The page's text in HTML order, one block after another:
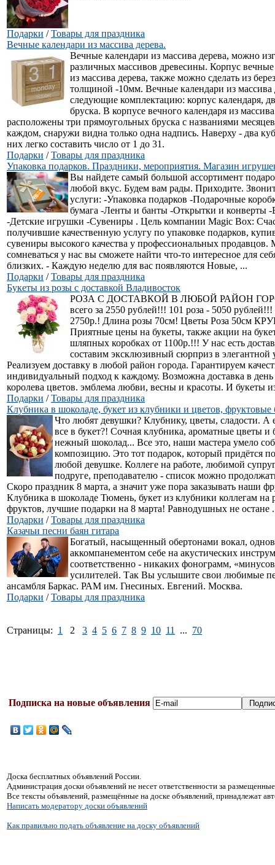
Подарки /Товары для праздника
Вечные календари из массива дерева.
Вечные календари из массива дерева, можно
различных массивов древесины. Корпус вечные
из массива дерева, также можно сделать из
толщиной -10мм. Вечные календари из массива
следующие комплектацию: корпус календаря,
бруска. В корпусе вечного календаря из
расположены три прямоугольных бруска с названиями
каждом, снаружи видна только одна надпись. Наверху - два
них легко составить число от 1 до 31.
Подарки /Товары для праздника
Упаковка подарков. Праздники, мероприятия. Магазин
Вы найдете самый большой ассортимент
любой вкус. Будем вам рады. Приходите.
услуги: -Упаковка подарков -Подарочные
бумага -Ленты и банты -Открытки и конверты
-Детские игрушки -Сувениры . Цель компании Magic Box:
получившие качественную услугу по упаковке подарков,
сувениры высокого качества у профессиональных продавцов.
сомневаться у нас вы сможете найти что-то интересное для
близких. - Каждую неделю для вас появляются Новые, ...
Подарки /Товары для праздника
Букеты из розы с доставкой Владивосток
РОЗА С ДОСТАВКОЙ В ЛЮБОЙ РАЙОН
всего за 2550 рублей!!! 101 роза - 5050 рублей!!!
2750р.! Длина розы 70см! Цветы Роза 50см
Приятные цены на букеты, также акции на
шляпных коробках от 1100р.!!! У нас есть
составим эксклюзивный сюрприз в элегантной
Реализуем доставку в любой район города. Гарантируем
индивидуальный подход к каждому. Возможна доставка в
королева цветов. эмблема любви, весны и красоты. И букеты
Подарки /Товары для праздника
Клубника в шоколаде, букет из клубники и цветов,
Что любят девушки? Клубнику, цветы, сладости. А
все в букет?! Сочная клубника, ароматные цветы и
нежный шоколад... Все это, наши мастера умело
композицию. Это тот подарок, который придётся
любой девушке. Коллеге на работе, любимой
подруге, преподавателю - список можно
Скоро праздник 8 марта, а значит уже пора заказывать наши
Клубника в шоколаде Тюмень, букет из клубники коллегам на
фруктов, лучшие подарки на 8 марта! Равнодушных не остане
Подарки /Товары для праздника
Казачьи песни баян гитара
Богатый, насыщенный обертонами вокал,
аккомпанементом себе на акустических
соответственно - никаких фонограмм,
усилителей. Так Вы услышите свои любимые
ансамбля Баркас. РАМ им. Гнесиных. Евгений. Москва.
Подарки /Товары для праздника
Страницы: 1 2 3 4 5 6 7 8 9 10 11 ... 70
Подписка на новые объявления
Доска бесплатных объявлений России.
Администрация доски объявлений не несет ответственности за
Все тексты объявлений, размещённые на доске объявлений, принадлежат
Написать модератору доски объявлений
Как правильно подать объявление на доску объявлений